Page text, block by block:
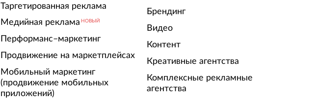
Таргетированная реклама
Медийная реклама НОВЫЙ
Перформанс–маркетинг
Продвижение на маркетплейсах
Мобильный маркетинг
(продвижение мобильных
приложений)
Брендинг
Видео
Контент
Креативные агентства
Комплексные рекламные
агентства